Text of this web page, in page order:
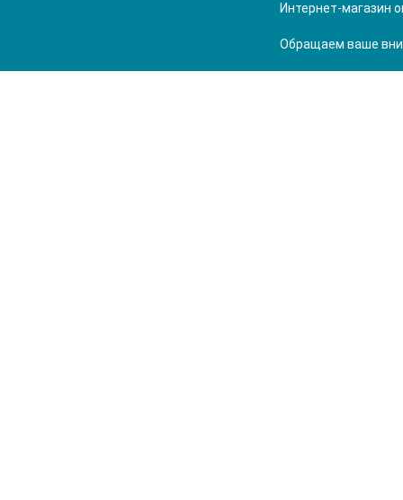
Интернет-магазин
Обращаем ваше